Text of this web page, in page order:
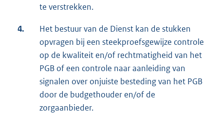
te verstrekken.
4.
Het bestuur van de Dienst kan de stukken
opvragen bij een steekproefsgewijze controle
op de kwaliteit en/of rechtmatigheid van het
PGB of een controle naar aanleiding van
signalen over onjuiste besteding van het PGB
door de budgethouder en/of de
zorgaanbieder.